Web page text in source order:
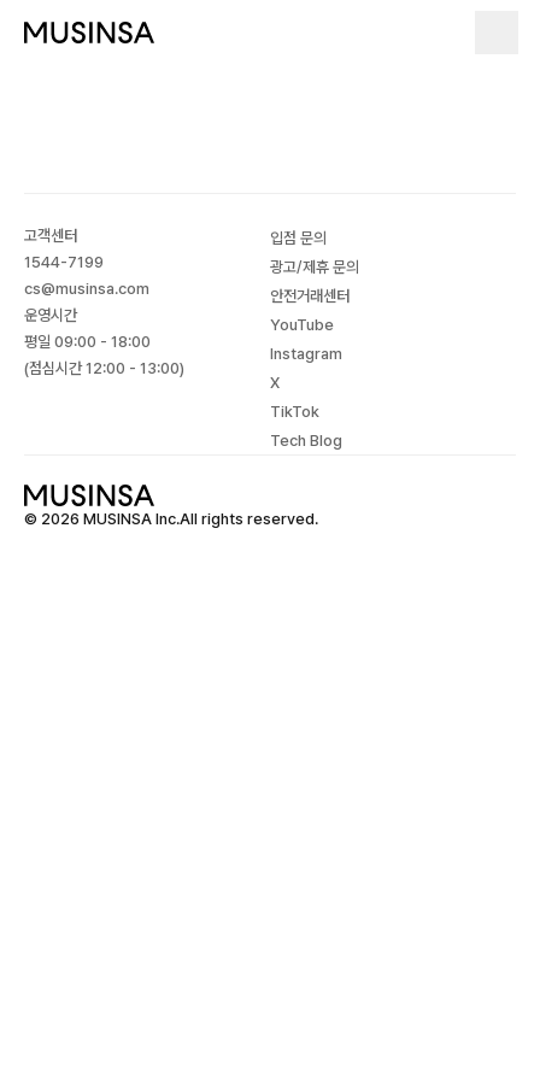
고객센터
1544-7199
cs@musinsa.com
운영시간
평일 09:00 - 18:00
(점심시간 12:00 - 13:00)
입점 문의
광고/제휴 문의
안전거래센터
YouTube
Instagram
X
TikTok
Tech Blog
© 2026 MUSINSA Inc.All rights reserved.